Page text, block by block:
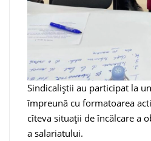
Sindicaliștii au participat la
împreună cu formatoarea
cîteva situații de încălcare a
a salariatului.